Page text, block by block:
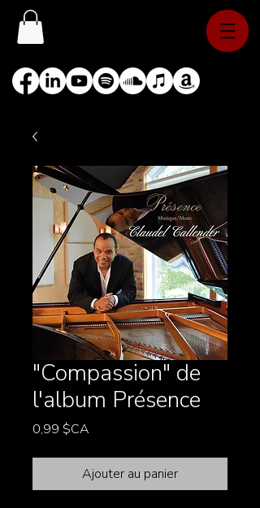
"Compassion" de
l'album Présence
0,99 $CA
Ajouter au panier